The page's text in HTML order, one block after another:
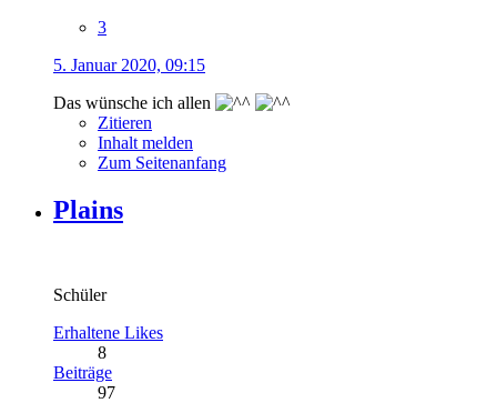
3
5. Januar 2020, 09:15
Das wünsche ich allen
Zitieren
Inhalt melden
Zum Seitenanfang
Plains
Schüler
Erhaltene Likes
8
Beiträge
97